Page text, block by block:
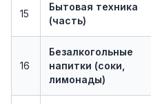
15
Бытовая техника
(часть)
16
Безалкогольные
напитки (соки,
лимонады)